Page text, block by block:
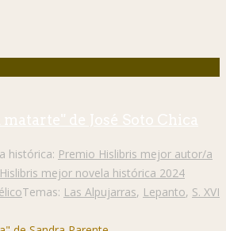
de José Soto Chica
histórica: Premio Hislibris mejor autor/a
mejor novela histórica 2024
Temas: Las Alpujarras, Lepanto, S. XVI